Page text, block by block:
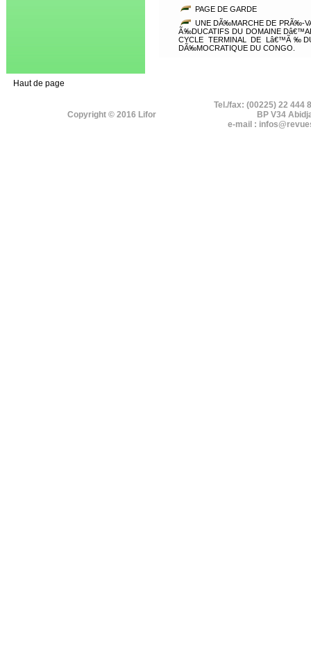
PAGE DE GARDE
UNE DÃ‰MARCHE DE PRÃ‰-
Ã‰DUCATIFS DU DOMAINE
CYCLE TERMINAL DE
DÃ‰MOCRATIQUE DU CONGO.
Haut de page
Copyright © 2016 Lifor
Tel./fax: (00225) 22 444
BP V34
e-mail :